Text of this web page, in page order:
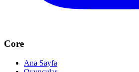
Core
Ana Sayfa